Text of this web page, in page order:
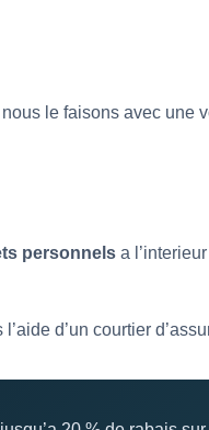
le faisons avec une
personnels a
d’un courtier